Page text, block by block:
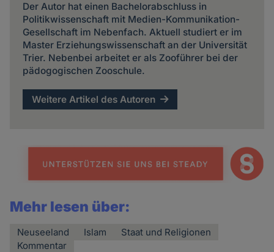
Der Autor hat einen Bachelorabschluss in
Politikwissenschaft mit Medien-Kommunikation-
Gesellschaft im Nebenfach. Aktuell studiert er im
Master Erziehungswissenschaft an der Universität
Trier. Nebenbei arbeitet er als Zooführer bei der
pädogogischen Zooschule.
Weitere Artikel des Autoren
Mehr lesen über:
Neuseeland Islam
Staat und Religionen
Kommentar